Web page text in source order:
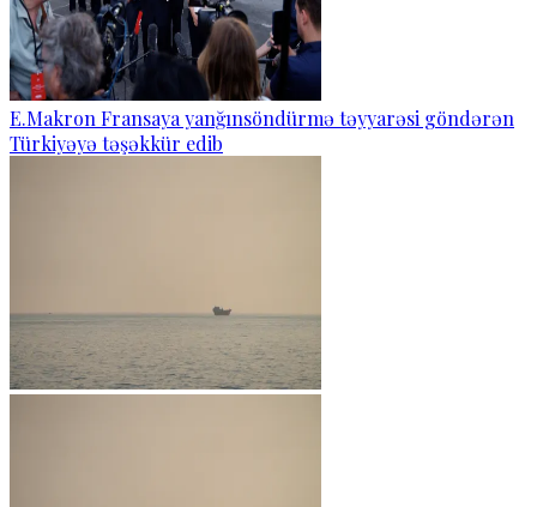
E.Makron Fransaya yanğınsöndürmə təyyarəsi göndərən
Türkiyəyə təşəkkür edib